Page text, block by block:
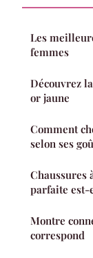
Les
femmes
Découvrez
or jaune
Comment
selon ses
Chaussures
parfaite est-
Montre
correspond